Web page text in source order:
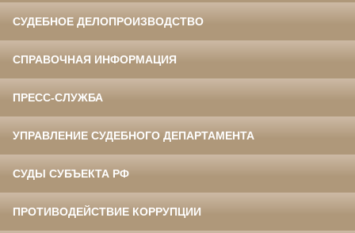
СУДЕБНОЕ ДЕЛОПРОИЗВОДСТВО
СПРАВОЧНАЯ ИНФОРМАЦИЯ
ПРЕСС-СЛУЖБА
УПРАВЛЕНИЕ СУДЕБНОГО ДЕПАРТАМЕНТА
СУДЫ СУБЪЕКТА РФ
ПРОТИВОДЕЙСТВИЕ КОРРУПЦИИ